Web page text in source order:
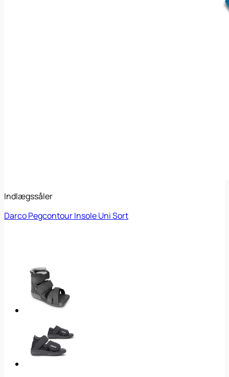
Indlægssåler
Darco Pegcontour Insole Uni Sort